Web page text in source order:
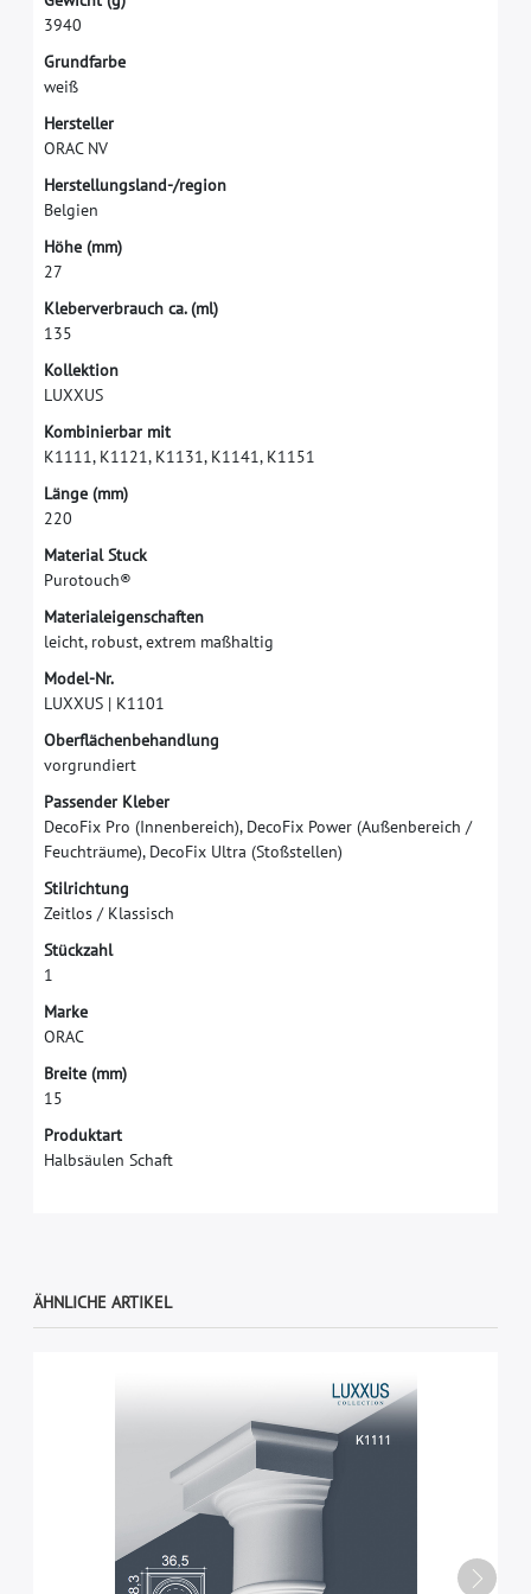
3940
Grundfarbe
weiß
Hersteller
ORAC NV
Herstellungsland-/region
Belgien
Höhe (mm)
27
Kleberverbrauch ca. (ml)
135
Kollektion
LUXXUS
Kombinierbar mit
K1111, K1121, K1131, K1141, K1151
Länge (mm)
220
Material Stuck
Purotouch®
Materialeigenschaften
leicht, robust, extrem maßhaltig
Model-Nr.
LUXXUS | K1101
Oberfächenbehandlung
vorgrundiert
Passender Kleber
DecoFix Pro (Innenbereich), DecoFix Power (Außenbereich /
Feuchträume), DecoFix Ultra (Stoßstellen)
Stilrichtung
Zeitlos / Klassisch
Stückzahl
1
Marke
ORAC
Breite (mm)
15
Produktart
Halbsäulen Schaft
ÄHNLICHE ARTIKEL